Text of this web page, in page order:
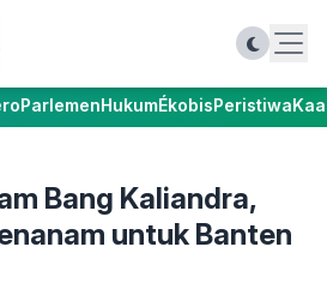
ParlemenHukumÉkobisPeristiwa
Bang Kaliandra,
untuk Banten